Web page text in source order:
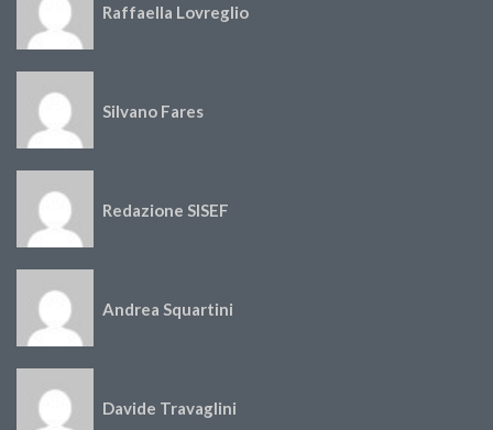
Raffaella Lovreglio
Silvano Fares
Redazione SISEF
Andrea Squartini
Davide Travaglini